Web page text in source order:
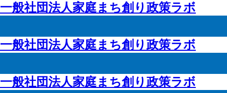
一般社団法人家庭まち創り政策ラボ
一般社団法人家庭まち創り政策ラボ
一般社団法人家庭まち創り政策ラボ